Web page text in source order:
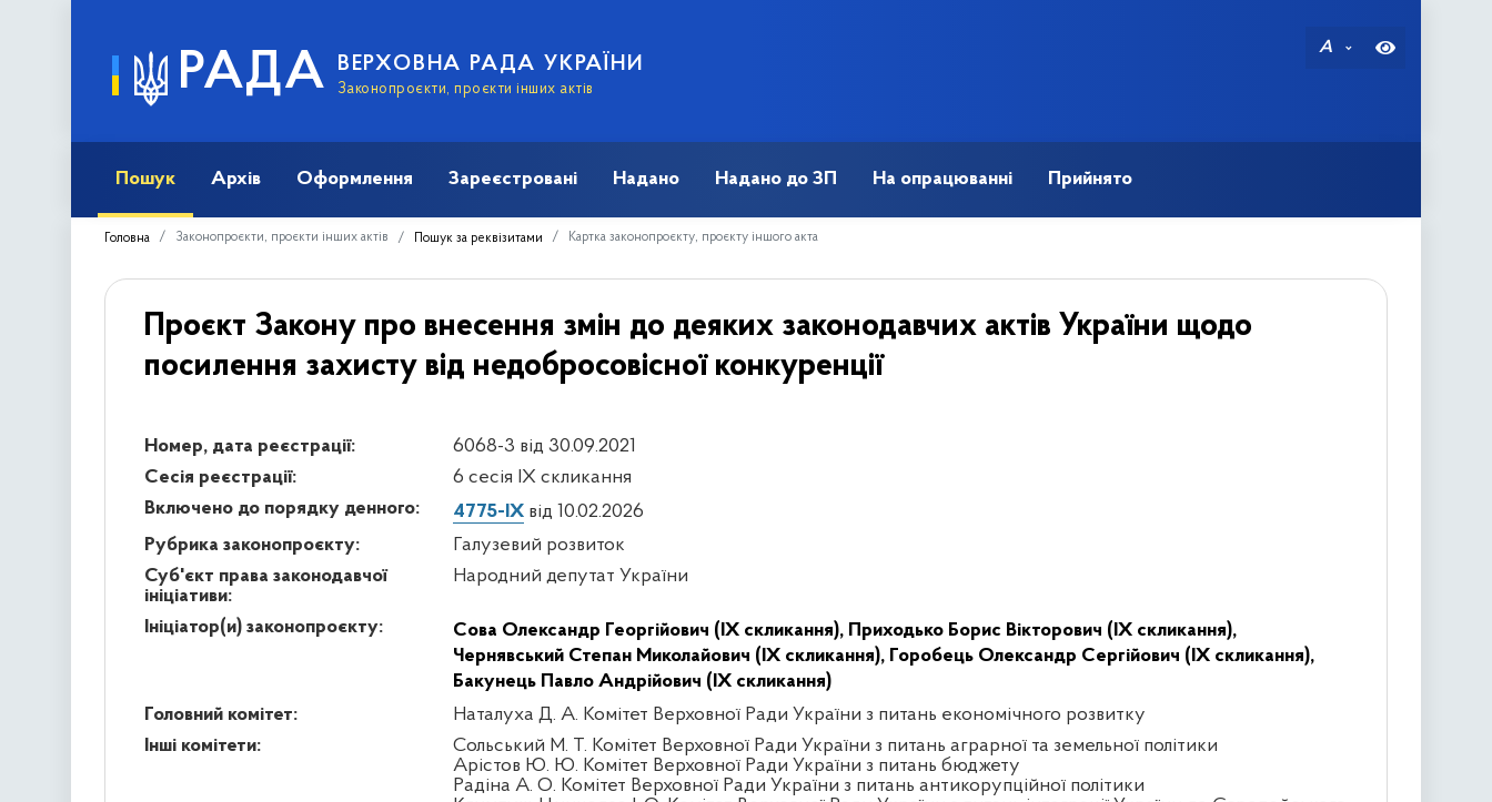
РАДА ВЕРХОВНА РАДА УКРАЇНИ
Законопроєкти, проєкти інших актів
A
Пошук Архів Оформлення Зареєстровані Надано Надано до ЗП На опрацюванні Прийнято
Головна Законопроєкти, проєкти інших актів Пошук за реквізитами Картка законопроєкту, проєкту іншого акта
Проєкт Закону про внесення змін до деяких законодавчих актів України щодо
посилення захисту від недобросовісної конкуренції
Номер, дата реєстрації:
6068-3 від 30.09.2021
Сесія реєстрації:
6 сесія IX скликання
Включено до порядку денного:
4775-IX від 10.02.2026
Рубрика законопроєкту:
Галузевий розвиток
Суб'єкт права законодавчої
ініціативи:
Народний депутат України
Ініціатор(и) законопроєкту: Сова Олександр Георгійович (IX скликання), Приходько Борис Вікторович (IX скликання),
Чернявський Степан Миколайович (IX скликання), Горобець Олександр Сергійович (IX скликання),
Бакунець Павло Андрійович (IX скликання)
Головний комітет:
Наталуха Д. А. Комітет Верховної Ради України з питань економічного розвитку
Інші комітети:
Сольський М. Т. Комітет Верховної Ради України з питань аграрної та земельної політики
Арістов Ю. Ю. Комітет Верховної Ради України з питань бюджету
Радіна А. О. Комітет Верховної Ради України з питань антикорупційної політики